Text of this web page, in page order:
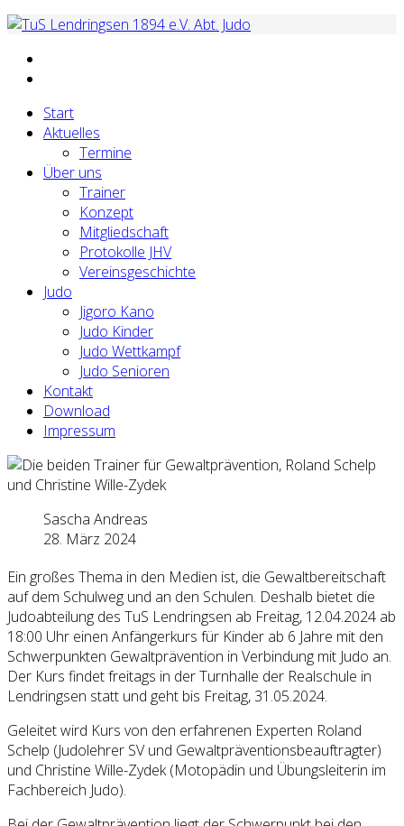
Start
Aktuelles
Termine
Über uns
Trainer
Konzept
Mitgliedschaft
Protokolle JHV
Vereinsgeschichte
Judo
Jigoro Kano
Judo Kinder
Judo Wettkampf
Judo Senioren
Kontakt
Download
Impressum
Sascha Andreas
28. März 2024
Ein großes Thema in den Medien ist, die Gewaltbereitschaft
auf dem Schulweg und an den Schulen. Deshalb bietet die
Judoabteilung des TuS Lendringsen ab Freitag, 12.04.2024 ab
18:00 Uhr einen Anfängerkurs für Kinder ab 6 Jahre mit den
Schwerpunkten Gewaltprävention in Verbindung mit Judo an.
Der Kurs findet freitags in der Turnhalle der Realschule in
Lendringsen statt und geht bis Freitag, 31.05.2024.
Geleitet wird Kurs von den erfahrenen Experten Roland
Schelp (Judolehrer SV und Gewaltpräventionsbeauftragter)
und Christine Wille-Zydek (Motopädin und Übungsleiterin im
Fachbereich Judo).